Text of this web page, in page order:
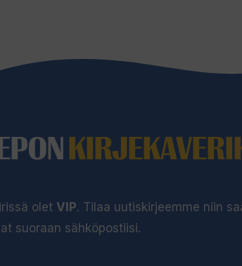
oletVIP. Tilaa uutiskirjeemme niin
suoraan sähköpostiisi.